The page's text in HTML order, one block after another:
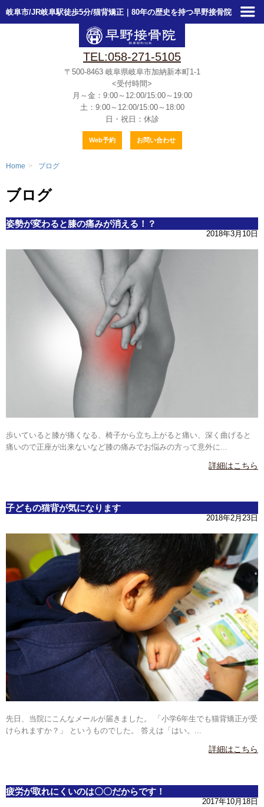
岐阜市/JR岐阜駅徒歩5分/猫背矯正｜80年の歴史を持つ早野接骨院
TEL:058-271-5105
〒500-8463 岐阜県岐阜市加納新本町1-1
<受付時間>
月～金：9:00～12:00/15:00～19:00
土：9:00～12:00/15:00～18:00
日・祝日：休診
Web予約 お問い合わせ
Home > ブログ
ブログ
姿勢が変わると膝の痛みが消える！？
2018年3月10日
歩いていると膝が痛くなる、椅子から立ち上がると痛い、深く曲げると
痛いので正座が出来ないなど膝の痛みでお悩みの方って意外に...
詳細はこちら
子どもの猫背が気になります
2018年2月23日
先日、当院にこんなメールが届きました。 「小学6年生でも猫背矯正が受
けられますか？」 というものでした。 答えは「はい。...
詳細はこちら
疲労が取れにくいのは〇〇だからです！
2017年10月18日